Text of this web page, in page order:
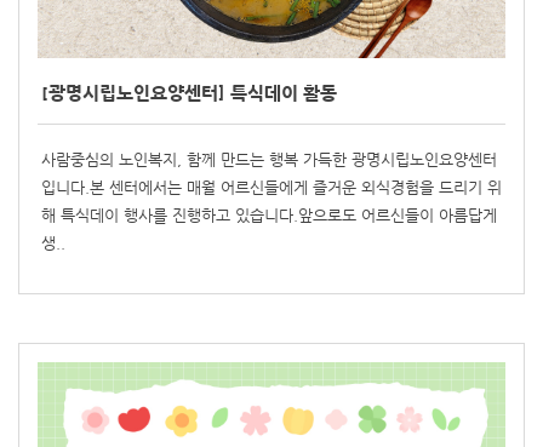
[광명시립노인요양센터] 특식데이 활동
사람중심의 노인복지, 함께 만드는 행복 가득한 광명시립노인요양센터
입니다.본 센터에서는 매월 어르신들에게 즐거운 외식경험을 드리기 위
해 특식데이 행사를 진행하고 있습니다.앞으로도 어르신들이 아름답게
생..